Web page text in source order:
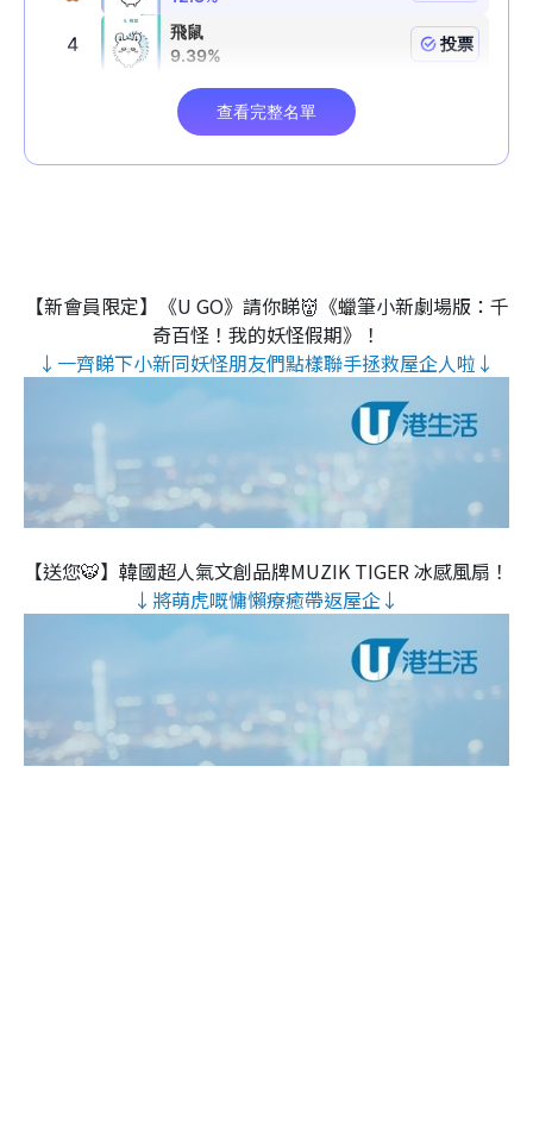
【新會員限定】《U GO》請你睇👹《蠟筆小新劇場版：千
奇百怪！我的妖怪假期》！
↓一齊睇下小新同妖怪朋友們點樣聯手拯救屋企人啦↓
【送您🐯】韓國超人氣文創品牌MUZIK TIGER 冰感風扇！
↓將萌虎嘅慵懶療癒帶返屋企↓